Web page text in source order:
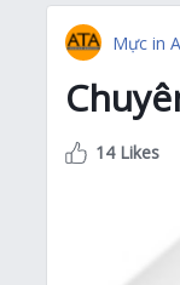
Mực in
14 Likes